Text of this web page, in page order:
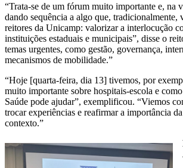
“Trata-se de um fórum muito importante e, na
dando sequência a algo que, tradicionalmente,
reitores da Unicamp: valorizar a interlocução
instituições estaduais e municipais”, disse o
temas urgentes, como gestão, governança,
mecanismos de mobilidade.”
“Hoje [quarta-feira, dia 13] tivemos, por
muito importante sobre hospitais-escola e
Saúde pode ajudar”, exemplificou. “Viemos
trocar experiências e reafirmar a importância
contexto.”